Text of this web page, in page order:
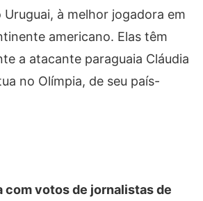
Uruguai, à melhor jogadora em
americano. Elas têm
a atacante paraguaia Cláudia
no Olímpia, de seu país-
com votos de jornalistas de